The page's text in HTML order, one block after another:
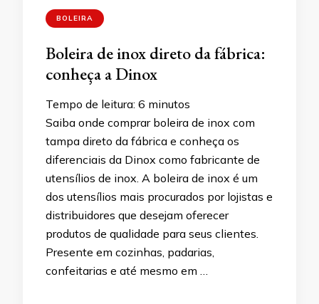
BOLEIRA
Boleira de inox direto da fábrica:
conheça a Dinox
Tempo de leitura: 6 minutos
Saiba onde comprar boleira de inox com
tampa direto da fábrica e conheça os
diferenciais da Dinox como fabricante de
utensílios de inox. A boleira de inox é um
dos utensílios mais procurados por lojistas e
distribuidores que desejam oferecer
produtos de qualidade para seus clientes.
Presente em cozinhas, padarias,
confeitarias e até mesmo em …